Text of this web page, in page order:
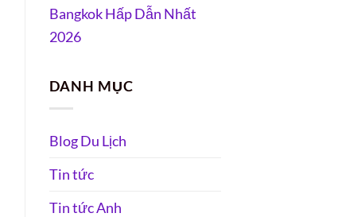
Bangkok Hấp Dẫn Nhất
2026
DANH MỤC
Blog Du Lịch
Tin tức
Tin tức Anh